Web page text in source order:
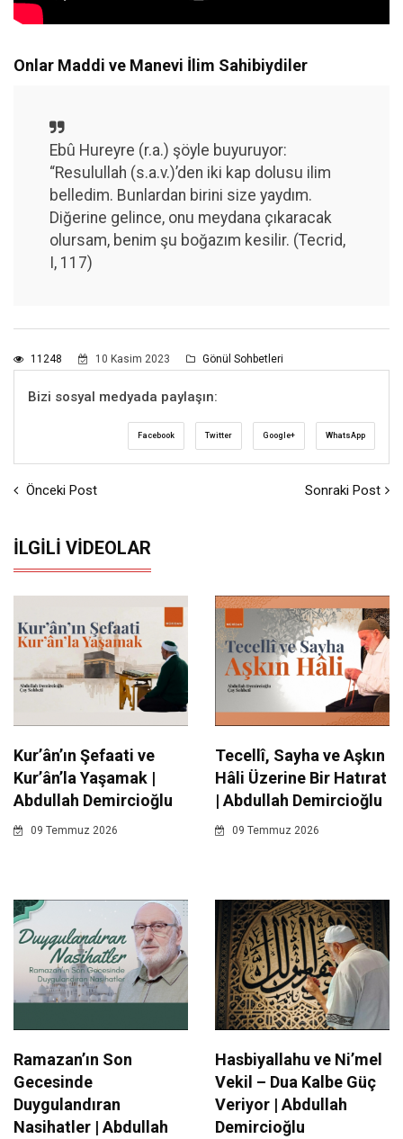
Onlar Maddi ve Manevi İlim Sahibiydiler
Ebû Hureyre (r.a.) şöyle buyuruyor:
“Resulullah (s.a.v.)’den iki kap dolusu ilim
belledim. Bunlardan birini size yaydım.
Diğerine gelince, onu meydana çıkaracak
olursam, benim şu boğazım kesilir. (Tecrid,
I, 117)
11248 10 Kasim 2023 Gönül Sohbetleri
Bizi sosyal medyada paylaşın:
Facebook Twitter Google+ WhatsApp
Önceki Post Sonraki Post
İLGILI VIDEOLAR
Kur’ân’ın Şefaati ve
Kur’ân’la Yaşamak |
Abdullah Demircioğlu
09 Temmuz 2026
Tecellî, Sayha ve Aşkın
Hâli Üzerine Bir Hatırat
| Abdullah Demircioğlu
09 Temmuz 2026
Ramazan’ın Son
Gecesinde
Duygulandıran
Nasihatler | Abdullah
Hasbiyallahu ve Ni’mel
Vekil – Dua Kalbe Güç
Veriyor | Abdullah
Demircioğlu